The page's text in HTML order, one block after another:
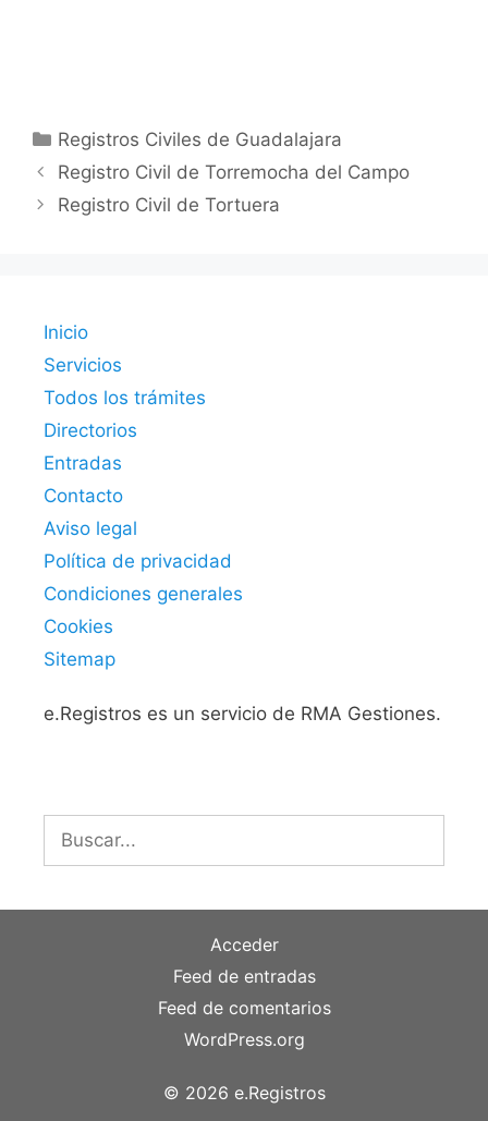
Categorías
Registros Civiles de Guadalajara
Registro Civil de Torremocha del Campo
Registro Civil de Tortuera
Inicio
Servicios
Todos los trámites
Directorios
Entradas
Contacto
Aviso legal
Política de privacidad
Condiciones generales
Cookies
Sitemap
e.Registros es un servicio de RMA Gestiones.
Buscar:
Acceder
Feed de entradas
Feed de comentarios
WordPress.org
© 2026 e.Registros